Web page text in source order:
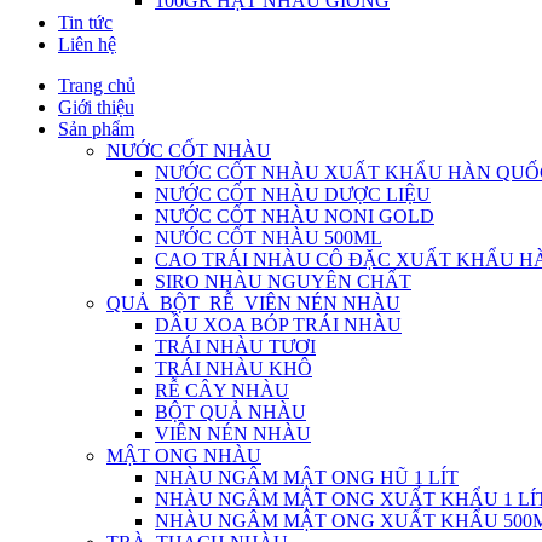
Tin tức
Liên hệ
Trang chủ
Giới thiệu
Sản phẩm
NƯỚC CỐT NHÀU
NƯỚC CỐT NHÀU XUẤT KHẨU HÀN
NƯỚC CỐT NHÀU DƯỢC LIỆU
NƯỚC CỐT NHÀU NONI GOLD
NƯỚC CỐT NHÀU 500ML
CAO TRÁI NHÀU CÔ ĐẶC XUẤT KHẨU
SIRO NHÀU NGUYÊN CHẤT
QUẢ_BỘT_RỄ_VIÊN NÉN NHÀU
DẦU XOA BÓP TRÁI NHÀU
TRÁI NHÀU TƯƠI
TRÁI NHÀU KHÔ
RỄ CÂY NHÀU
BỘT QUẢ NHÀU
VIÊN NÉN NHÀU
MẬT ONG NHÀU
NHÀU NGÂM MẬT ONG HŨ 1 LÍT
NHÀU NGÂM MẬT ONG XUẤT KHẨU 1
NHÀU NGÂM MẬT ONG XUẤT KHẨU